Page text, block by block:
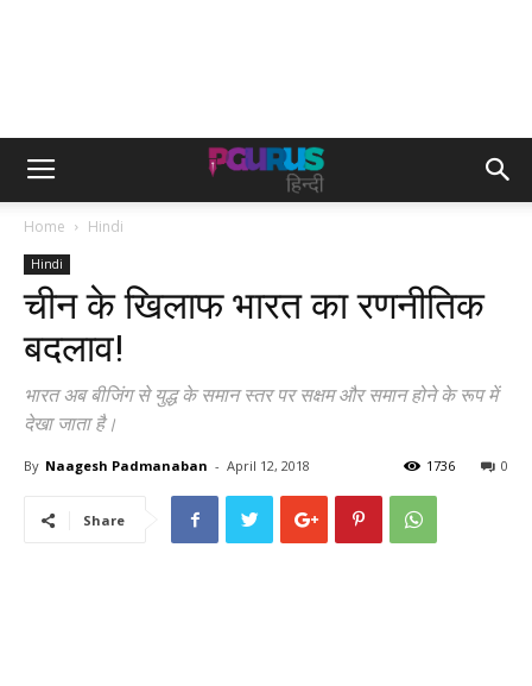
Home Hindi
Hindi
चीन के खिलाफ भारत का रणनीतिक
बदलाव!
भारत अब बीजिंग से युद्ध के समान स्तर पर सक्षम और समान होने के रूप में
देखा जाता है।
By Naagesh Padmanaban - April 12, 2018 0
1736
Share